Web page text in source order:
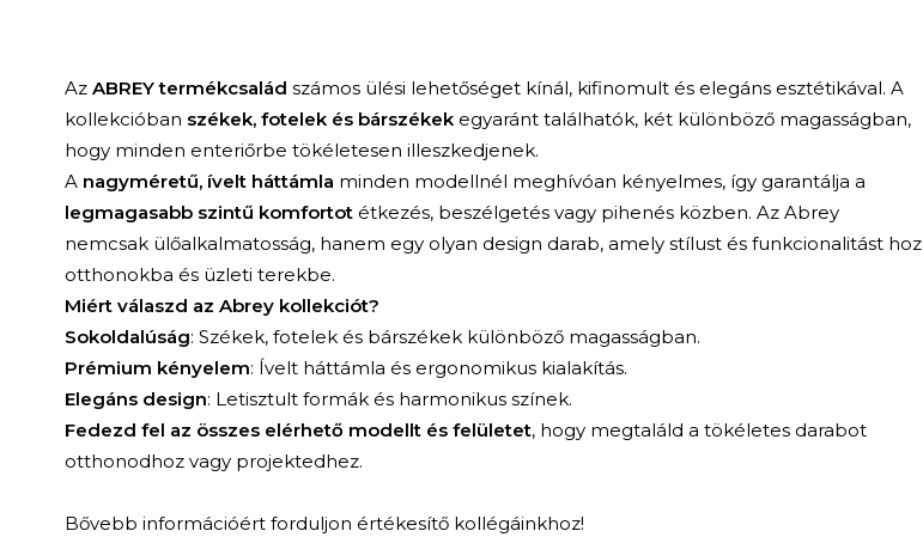
Az ABREY termékcsalád számos ülési lehetőséget kínál, kifinomult és elegáns esztétikával. A
kollekcióban székek, fotelek és bárszékekegyaránt találhatók, két különböző magasságban,
hogy minden enteriőrbe tökéletesen illeszkedjenek.
A nagyméretű, ívelt háttámla minden modellnél meghívóan kényelmes, így garantálja a
legmagasabb szintű komfortotétkezés, beszélgetés vagy pihenés közben. Az Abrey
nemcsak ülőalkalmatosság, hanem egy olyan design darab, amely stílust és funkcionalitást hoz
otthonokba és üzleti terekbe.
Miért válaszd az Abrey kollekciót?
Sokoldalúság: Székek, fotelek és bárszékek különböző magasságban.
Prémium kényelem: Ívelt háttámla és ergonomikus kialakítás.
Elegáns design: Letisztult formák és harmonikus színek.
Fedezd fel az összes elérhető modellt és felületet, hogy megtaláld a tökéletes darabot
otthonodhoz vagy projektedhez.
Bővebb információért forduljon értékesítő kollégáinkhoz!